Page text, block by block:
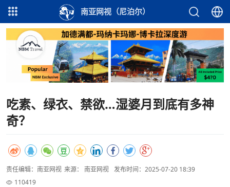
南亚网视（尼泊尔）
吃素、绿衣、禁欲…湿婆月到底有多神
奇？
责任编辑：南亚网视 来源： 南亚网视 发布时间：2025-07-20 18:39
110419